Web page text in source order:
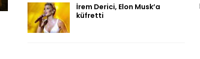
İrem Derici, Elon Musk’a
küfretti